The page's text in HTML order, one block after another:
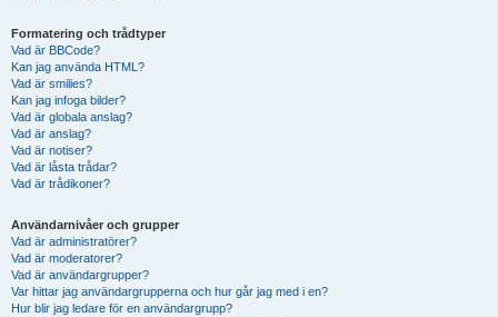
Formatering och trådtyper
Vad är BBCode?
Kan jag använda HTML?
Vad är smilies?
Kan jag infoga bilder?
Vad är globala anslag?
Vad är anslag?
Vad är notiser?
Vad är låsta trådar?
Vad är trådikoner?
Användarnivåer och grupper
Vad är administratörer?
Vad är moderatorer?
Vad är användargrupper?
Var hittar jag användargrupperna och hur går jag med i en?
Hur blir jag ledare för en användargrupp?